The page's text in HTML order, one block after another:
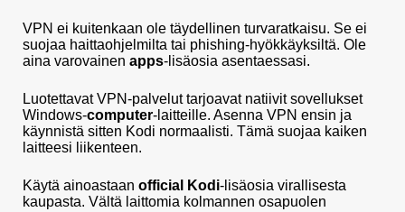
VPN ei kuitenkaan ole täydellinen turvaratkaisu. Se ei
suojaa haittaohjelmilta tai phishing-hyökkäyksiltä. Ole
aina varovainen apps-lisäosia asentaessasi.
Luotettavat VPN-palvelut tarjoavat natiivit sovellukset
Windows-computer-laitteille. Asenna VPN ensin ja
käynnistä sitten Kodi normaalisti. Tämä suojaa kaiken
laitteesi liikenteen.
Käytä ainoastaan official Kodi-lisäosia virallisesta
kaupasta. Vältä laittomia kolmannen osapuolen